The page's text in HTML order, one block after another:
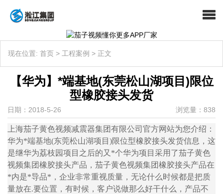
现在位置: 首页 > 工程案例 > 正文
【华为】*端基地(东莞松山湖项目)限位
型橡胶接头发货
日期：2018-5-26 浏览量：838
上海茄子黄色视频减震器集团有限公司官方网站为您介绍：
华为*端基地(东莞松山湖项目)限位型橡胶接头发货信息，这
是继华为荔枝园项目之后的又*个华为项目采用了茄子黄色
视频集团橡胶接头产品，茄子黄色视频集团橡胶接头产品在
*内是*导品*，企业非常重视质量，无论什么时候都是把质
量放在.要位置，有时候，客户说做那么好干什么，产品不